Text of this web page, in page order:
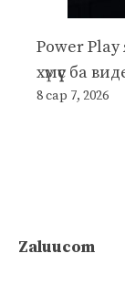
Power
хүмүүс ба
8 сар 7, 2026
Zaluucom